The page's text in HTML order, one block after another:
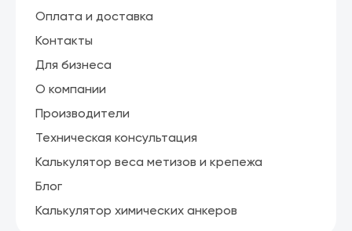
Оплата и доставка
Контакты
Для бизнеса
О компании
Производители
Техническая консультация
Калькулятор веса метизов и крепежа
Блог
Калькулятор химических анкеров